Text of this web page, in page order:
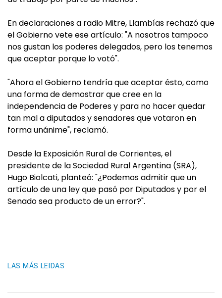
En declaraciones a radio Mitre, Llambías rechazó que
el Gobierno vete ese artículo: "A nosotros tampoco
nos gustan los poderes delegados, pero los tenemos
que aceptar porque lo votó".
"Ahora el Gobierno tendría que aceptar ésto, como
una forma de demostrar que cree en la
independencia de Poderes y para no hacer quedar
tan mal a diputados y senadores que votaron en
forma unánime", reclamó.
Desde la Exposición Rural de Corrientes, el
presidente de la Sociedad Rural Argentina (SRA),
Hugo Biolcati, planteó: "¿Podemos admitir que un
artículo de una ley que pasó por Diputados y por el
Senado sea producto de un error?".
LAS MÁS LEIDAS